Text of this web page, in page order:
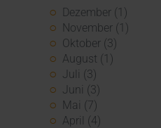
Dezember (1)
November (1)
Oktober (3)
August (1)
Juli (3)
Juni (3)
Mai (7)
April (4)